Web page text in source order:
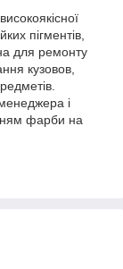
пігментів,
для ремонту
кузовов,
і
фарби на